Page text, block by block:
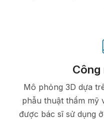
Công
Mô phỏng 3D dựa
phẫu thuật thẩm mỹ
được bác sĩ sử dụng